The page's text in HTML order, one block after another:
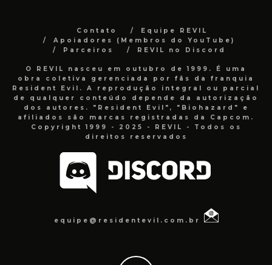
Contato
Equipe REVIL
Apoiadores (Membros do YouTube)
Parceiros
REVIL no Discord
O REVIL nasceu em outubro de 1999. É uma
obra coletiva gerenciada por fãs da franquia
Resident Evil. A reprodução integral ou parcial
de qualquer conteúdo depende da autorização
dos autores. "Resident Evil", "Biohazard" e
afiliados são marcas registradas da Capcom.
Copyright 1999 - 2025 - REVIL - Todos os
direitos reservados
equipe@residentevil.com.br